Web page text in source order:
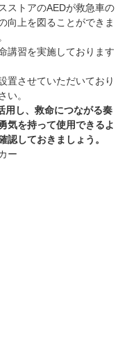
ストアのAEDが救急車の
向上を図ることができま
講習を実施しております
置させていただいており
い。
し、救命につながる奏
気を持って使用できるよ
認しておきましょう。
ー